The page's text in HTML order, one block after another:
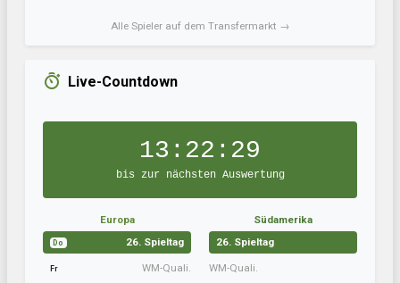
Alle Spieler auf dem Transfermarkt →
Live-Countdown
13:22:29
bis zur nächsten Auswertung
Europa
Do 26. Spieltag
Fr WM-Quali.
Südamerika
26. Spieltag
WM-Quali.